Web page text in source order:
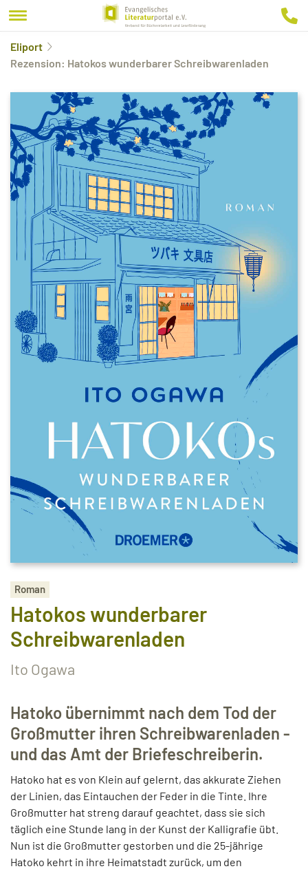
Eliport
Rezension: Hatokos wunderbarer Schreibwarenladen
Roman
Hatokos wunderbarer
Schreibwarenladen
Ito Ogawa
Hatoko übernimmt nach dem Tod der
Großmutter ihren Schreibwarenladen -
und das Amt der Briefeschreiberin.
Hatoko hat es von Klein auf gelernt, das akkurate Ziehen
der Linien, das Eintauchen der Feder in die Tinte. Ihre
Großmutter hat streng darauf geachtet, dass sie sich
täglich eine Stunde lang in der Kunst der Kalligrafie übt.
Nun ist die Großmutter gestorben und die 25-jährige
Hatoko kehrt in ihre Heimatstadt zurück, um den